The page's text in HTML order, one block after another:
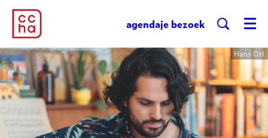
agendaje bezoek Menu
Hans Ott